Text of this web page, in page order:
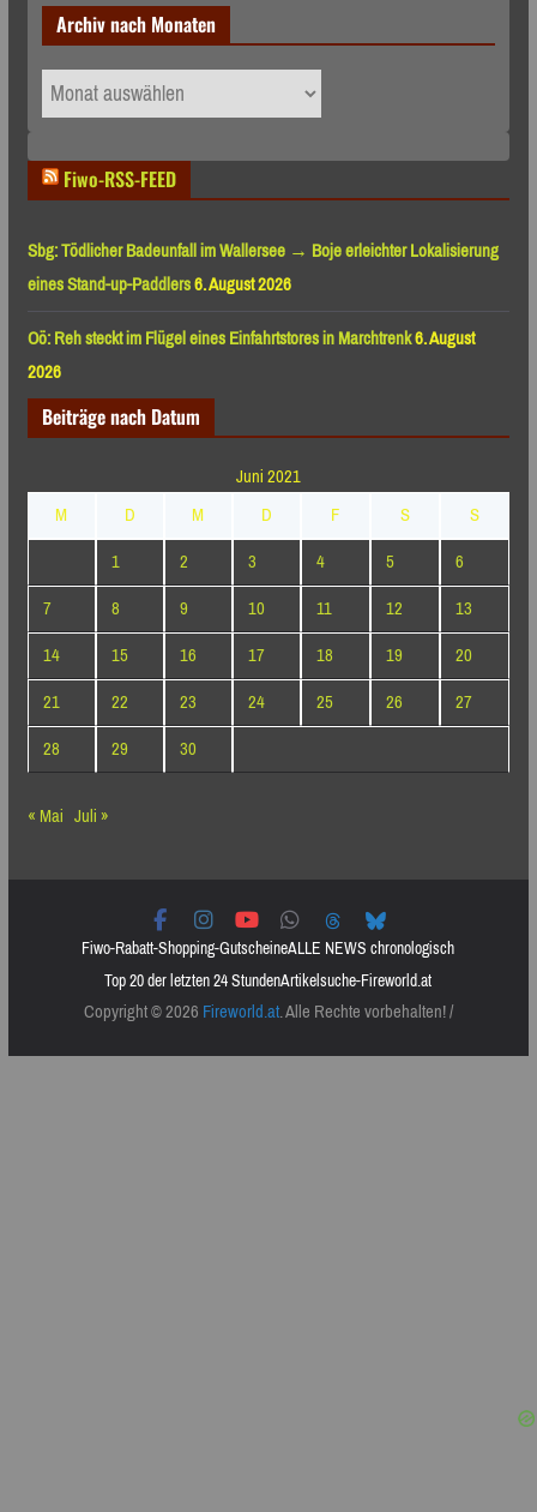
Archiv nach Monaten
Archiv
nach
Fiwo-RSS-FEED
Sbg: Tödlicher Badeunfall im Wallersee → Boje erleichter Lokalisierung
eines Stand-up-Paddlers6. August 2026
Oö: Reh steckt im Flügel eines Einfahrtstores in Marchtrenk6. August
2026
Beiträge nach Datum
Juni 2021
M
D M D F S
S
1
2 3 4 5
6
7
8 9 10 11 12
13
14
15 16 17 18 19
20
21
22 23 24 25 26
27
28
29
30
« Mai Juli »
Fiwo-Rabatt-Shopping-GutscheineALLE NEWS chronologisch
Top 20 der letzten 24 StundenArtikelsuche-Fireworld.at
Copyright © 2026Fireworld.at. Alle Rechte vorbehalten! /